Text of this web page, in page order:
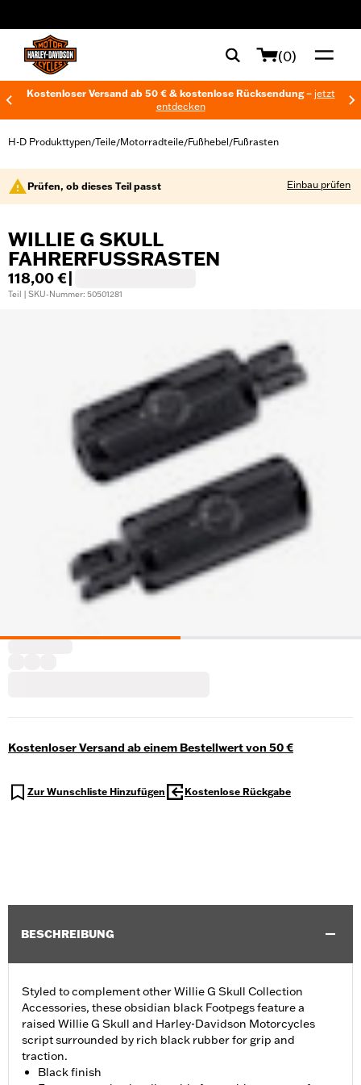
(0)
Kostenloser Versand ab 50 € & kostenlose Rücksendung – jetzt
entdecken
H-D Produkttypen/Teile/Motorradteile/Fußhebel/Fußrasten
Prüfen, ob dieses Teil passt Einbau prüfen
WILLIE G SKULL
FAHRERFUSSRASTEN
118,00 €
Teil | SKU-Nummer: 50501281
Kostenloser Versand ab einem Bestellwert von 50 €
Zur Wunschliste Hinzufügen Kostenlose Rückgabe
BESCHREIBUNG
Styled to complement other Willie G Skull Collection
Accessories, these obsidian black Footpegs feature a
raised Willie G Skull and Harley-Davidson Motorcycles
script surrounded by rich black rubber for grip and
traction.
Black finish